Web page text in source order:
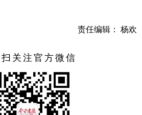
责任编辑： 杨欢
关注官方微信